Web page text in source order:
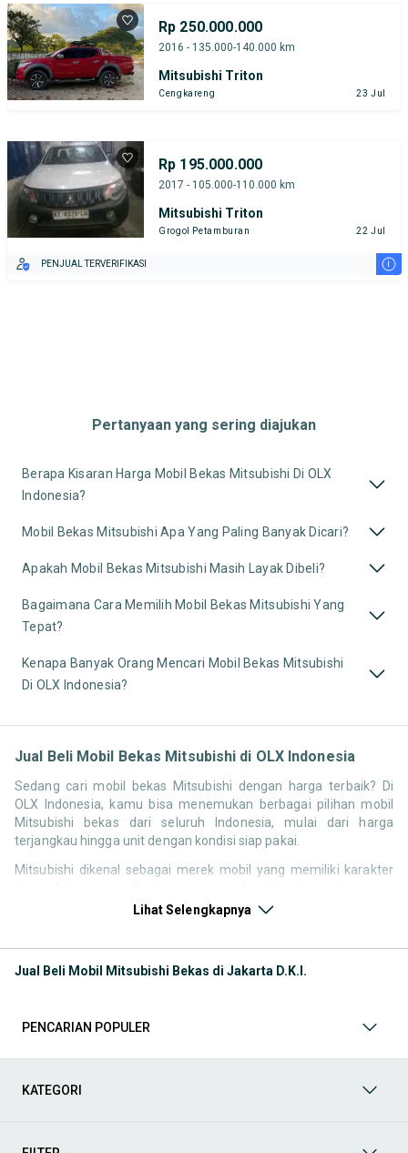
Rp 250.000.000
2016 - 135.000-140.000 km
Mitsubishi Triton
Cengkareng 23 Jul
Rp 195.000.000
2017 - 105.000-110.000 km
Mitsubishi Triton
Grogol Petamburan 22 Jul
PENJUAL TERVERIFIKASI i
Pertanyaan yang sering diajukan
Berapa Kisaran Harga Mobil Bekas Mitsubishi Di OLX
Indonesia?
Mobil Bekas Mitsubishi Apa Yang Paling Banyak Dicari?
Apakah Mobil Bekas Mitsubishi Masih Layak Dibeli?
Bagaimana Cara Memilih Mobil Bekas Mitsubishi Yang
Tepat?
Kenapa Banyak Orang Mencari Mobil Bekas Mitsubishi
Di OLX Indonesia?
Jual Beli Mobil Bekas Mitsubishi di OLX Indonesia
Sedang cari mobil bekas Mitsubishi dengan harga terbaik? Di
OLX Indonesia, kamu bisa menemukan berbagai pilihan mobil
Mitsubishi bekas dari seluruh Indonesia, mulai dari harga
terjangkau hingga unit dengan kondisi siap pakai.
Mitsubishi dikenal sebagai merek mobil yang memiliki karakter
SUV dan kendaraan keluarga. Hal ini membuat pencarian seperti
Melalui halaman ini, kamu bisa langsung membandingkan
platform.
Dicari
Lihat Selengkapnya
Jual Beli Mobil Mitsubishi Bekas di Jakarta D.K.I.
PENCARIAN POPULER
KATEGORI